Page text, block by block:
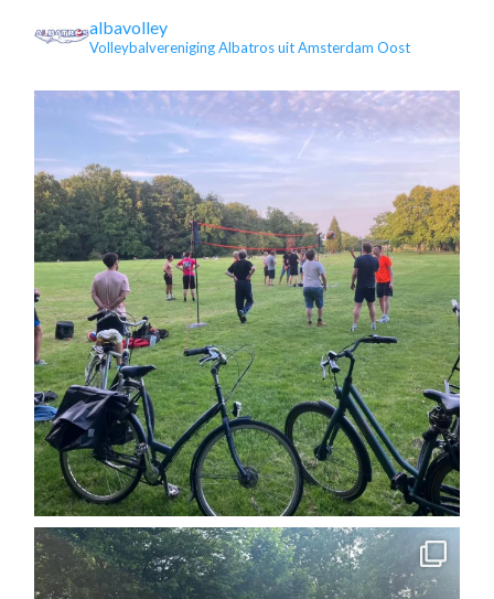
albavolley
Volleybalvereniging Albatros uit Amsterdam Oost